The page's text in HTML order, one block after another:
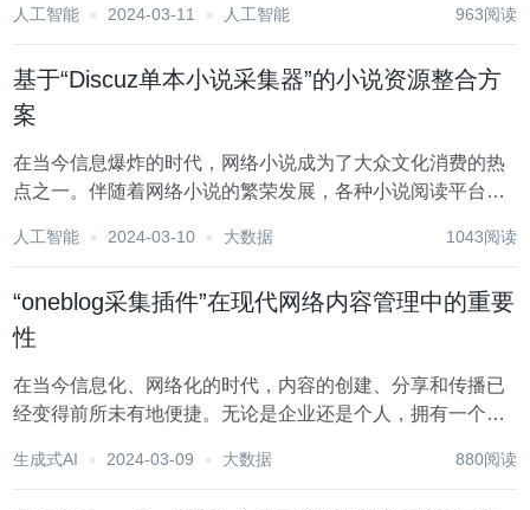
根本上改变了从医疗保健到金融、教育到娱乐等行业。我们
人工智能 2024-03-11 人工智能 963阅读
基于“Discuz单本小说采集器”的小说资源整合方
案
在当今信息爆炸的时代，网络小说成为了大众文化消费的热
点之一。伴随着网络小说的繁荣发展，各种小说阅读平台也
集和整合小说资源，成为了很多网站运营者和文学爱好者关
人工智能 2024-03-10 大数据 1043阅读
“oneblog采集插件”在现代网络内容管理中的重要
性
在当今信息化、网络化的时代，内容的创建、分享和传播已
经变得前所未有地便捷。无论是企业还是个人，拥有一个内
吸引关注和提升影响力的重要途径。在这一背景
生成式AI 2024-03-09 大数据 880阅读